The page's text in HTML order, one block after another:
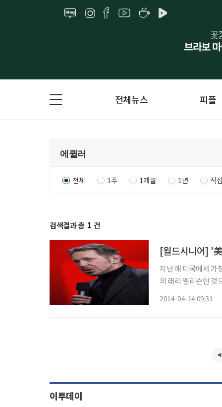
전체뉴스 피플
전체 1주 1개월 1년 직
검색결과 총 1 건
지난 해 미국에서 가
의 래리 엘리슨인 것으로 나타났다. 대기업 임원들의
2014-04-14 09:31
이투데이